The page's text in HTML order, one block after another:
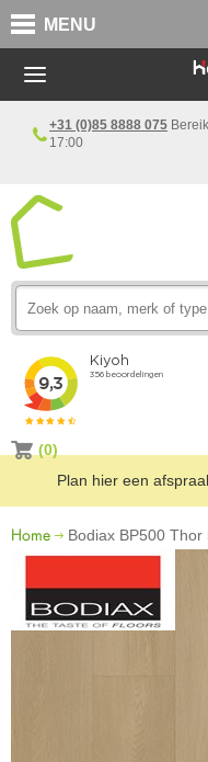
MENU
+31 (0)85 8888 075
17:00
(0)
Plan hier een
Home Bodiax BP500 Thor